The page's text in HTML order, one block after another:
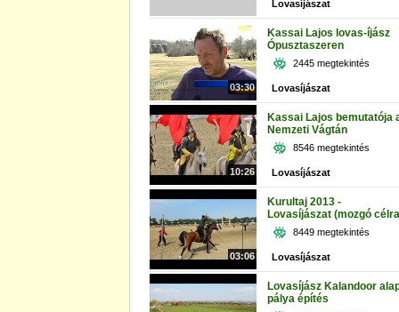
03:30
Lovasíjászat
10:26
Kassai Lajos lovas-íjász
Ópusztaszeren
2445 megtekintés
Lovasíjászat
03:06
Kassai Lajos bemutatója
Nemzeti Vágtán
8546 megtekintés
Lovasíjászat
Kurultaj 2013 -
Lovasíjászat (mozgó
8449 megtekintés
Lovasíjászat
Lovasíjász Kalandoor
pálya építés